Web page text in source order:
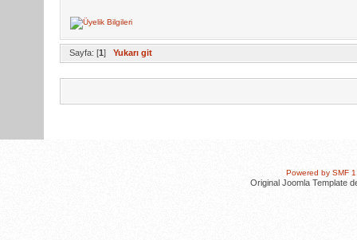
Sayfa: [1] Yukarı git
Powered by SMF
Original Joomla Template